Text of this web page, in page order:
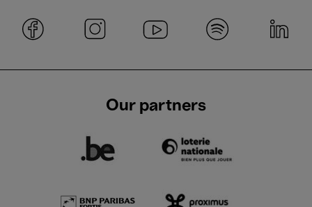
Our partners